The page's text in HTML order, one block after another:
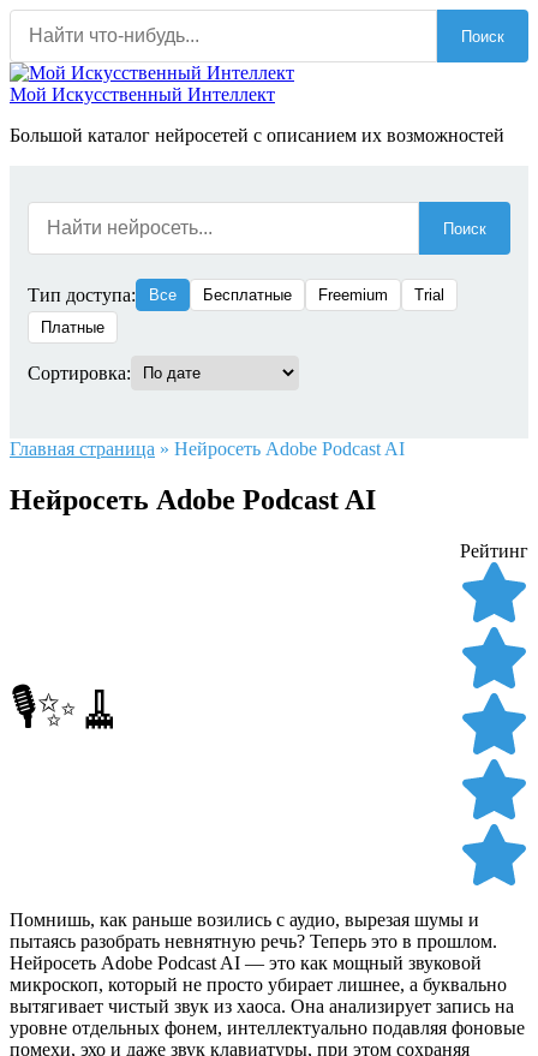
Перейти
содержанию
Поиск
Мой Искусственный Интеллект
Большой каталог нейросетей с описанием их возможностей
Поиск
Тип доступа: Все Бесплатные Freemium
Trial
Платные
Сортировка:
Главная страница » Нейросеть Adobe Podcast AI
Нейросеть Adobe Podcast AI
🎙️✨🧹
Рейтинг
Помнишь, как раньше возились с аудио, вырезая шумы и
пытаясь разобрать невнятную речь? Теперь это в прошлом.
Нейросеть Adobe Podcast AI — это как мощный звуковой
микроскоп, который не просто убирает лишнее, а буквально
вытягивает чистый звук из хаоса. Она анализирует запись на
уровне отдельных фонем, интеллектуально подавляя фоновые
помехи, эхо и даже звук клавиатуры, при этом сохраняя